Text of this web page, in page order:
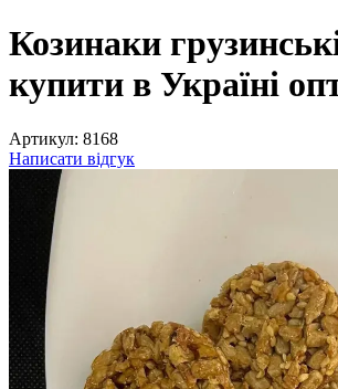
Козинаки
купити в Україні
Артикул: 8168
Написати відгук